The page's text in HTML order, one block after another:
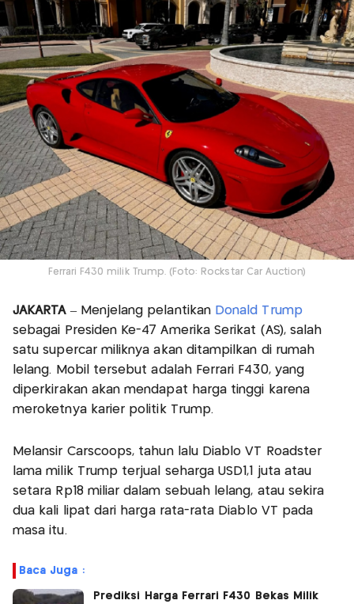
Ferrari F430 milik Trump. (Foto: Rockstar Car Auction)
JAKARTA– Menjelang pelantikan Donald Trump
sebagai Presiden Ke-47 Amerika Serikat (AS), salah
satu supercar miliknya akan ditampilkan di rumah
lelang. Mobil tersebut adalah Ferrari F430, yang
diperkirakan akan mendapat harga tinggi karena
meroketnya karier politik Trump.
Melansir Carscoops, tahun lalu Diablo VT Roadster
lama milik Trump terjual seharga USD1,1 juta atau
setara Rp18 miliar dalam sebuah lelang, atau sekira
dua kali lipat dari harga rata-rata Diablo VT pada
masa itu.
Baca Juga :
Prediksi Harga Ferrari F430 Bekas Milik